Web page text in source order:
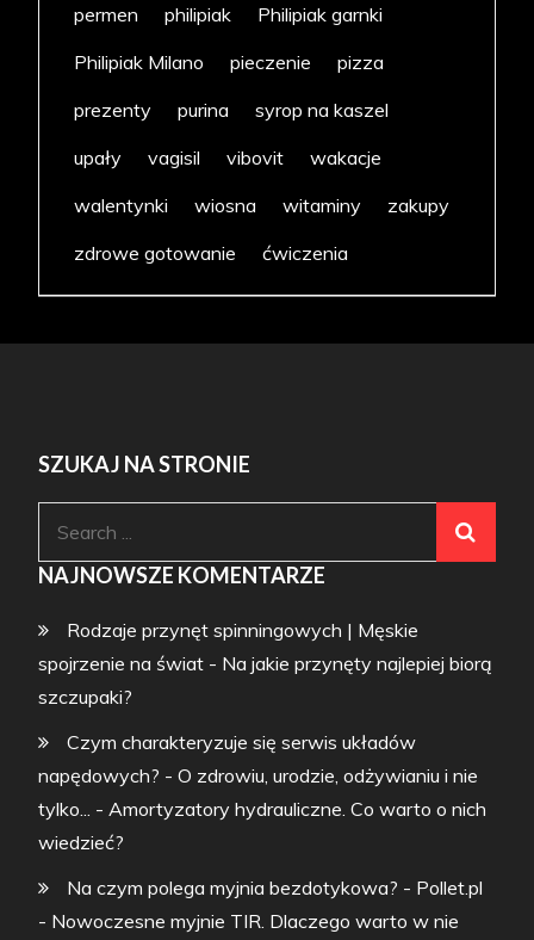
permen
philipiak
Philipiak garnki
Philipiak Milano
pieczenie
pizza
prezenty
purina
syrop na kaszel
upały
vagisil vibovit
wakacje
walentynki
wiosna witaminy
zakupy
zdrowe gotowanie
ćwiczenia
SZUKAJ NA STRONIE
NAJNOWSZE KOMENTARZE
Rodzaje przynęt spinningowych | Męskie
spojrzenie na świat - Na jakie przynęty najlepiej biorą
szczupaki?
Czym charakteryzuje się serwis układów
napędowych? - O zdrowiu, urodzie, odżywianiu i nie
tylko...
- Amortyzatory hydrauliczne. Co warto o nich
wiedzieć?
Na czym polega myjnia bezdotykowa? - Pollet.pl
- Nowoczesne myjnie TIR. Dlaczego warto w nie